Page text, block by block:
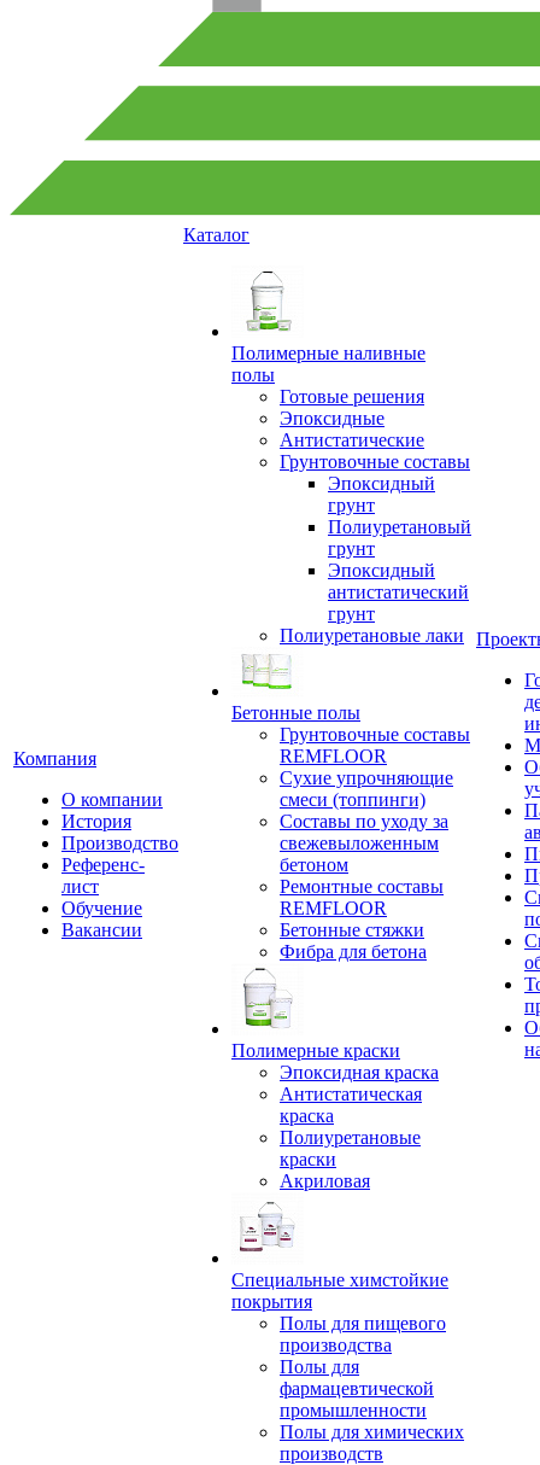
Компания
О компании
История
Производство
Референс-
лист
Обучение
Вакансии
Каталог
Полимерные наливные
полы
Готовые решения
Эпоксидные
Антистатические
Грунтовочные составы
Эпоксидный
грунт
Полиуретановый
грунт
Эпоксидный
антистатический
грунт
Полиуретановые лаки
Бетонные полы
Грунтовочные составы
REMFLOOR
Сухие упрочняющие
смеси (топпинги)
Составы по уходу за
свежевыложенным
бетоном
Ремонтные составы
REMFLOOR
Бетонные стяжки
Фибра для бетона
Полимерные краски
Эпоксидная краска
Антистатическая
краска
Полиуретановые
краски
Акриловая
Специальные химстойкие
покрытия
Полы для пищевого
производства
Полы для
фармацевтической
промышленности
Полы для химических
производств